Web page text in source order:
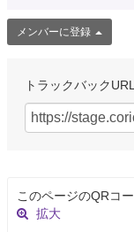
メンバーに登録
トラックバック
このページのQRコー
拡大